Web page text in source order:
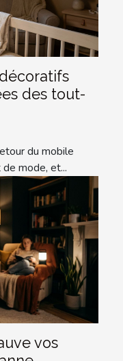
des tout-
du mobile
mode, et...
vos